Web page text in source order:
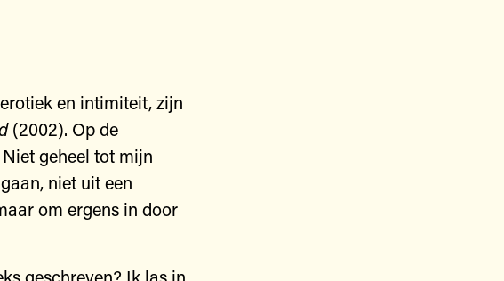
en intimiteit, zijn
(2002). Op de
geheel tot mijn
niet uit een
om ergens in door